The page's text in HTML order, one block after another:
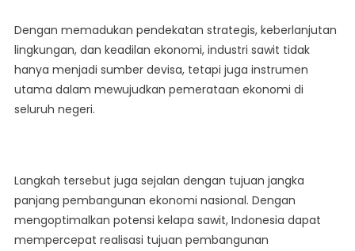
Dengan memadukan pendekatan strategis, keberlanjutan
lingkungan, dan keadilan ekonomi, industri sawit tidak
hanya menjadi sumber devisa, tetapi juga instrumen
utama dalam mewujudkan pemerataan ekonomi di
seluruh negeri.
Langkah tersebut juga sejalan dengan tujuan jangka
panjang pembangunan ekonomi nasional. Dengan
mengoptimalkan potensi kelapa sawit, Indonesia dapat
mempercepat realisasi tujuan pembangunan